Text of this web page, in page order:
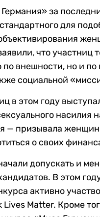
за
для
что участниц
по внешности, но и по
социальной
в этом году
насилия
— призывала
о своих
допускать и
В этом
активно
Matter. Кроме